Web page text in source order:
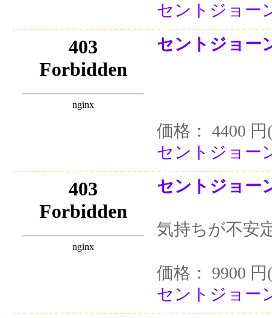
セントジョー
セントジョー
価格： 4400
セントジョー
セントジョー
気持ちが不安
価格： 9900
セントジョー